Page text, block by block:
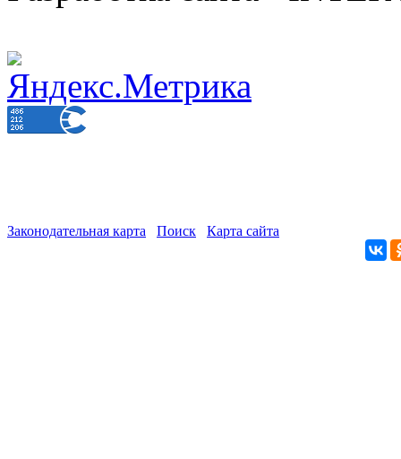
Законодательная карта Поиск Карта сайта